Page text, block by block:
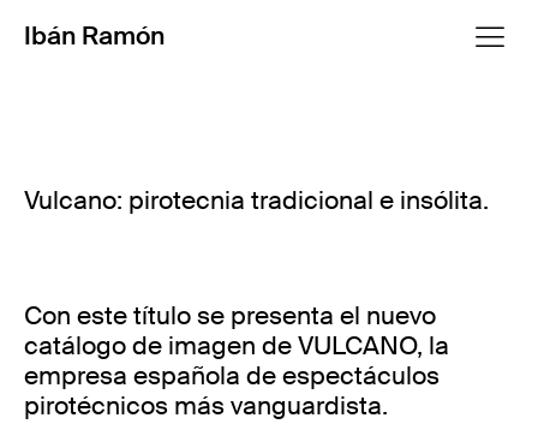
Ibán Ramón
Vulcano: pirotecnia tradicional e insólita.
Con este título se presenta el nuevo
catálogo de imagen de VULCANO, la
empresa española de espectáculos
pirotécnicos más vanguardista.